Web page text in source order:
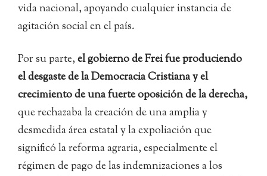
vida nacional, apoyando cualquier instancia de
agitación social en el país.
Por su parte,el gobierno de Frei fue produciendo
el desgaste de la Democracia Cristiana y el
crecimiento de una fuerte oposición de la derecha,
que rechazaba la creación de una amplia y
desmedida área estatal y la expoliación que
significó la reforma agraria, especialmente el
régimen de pago de las indemnizaciones a los